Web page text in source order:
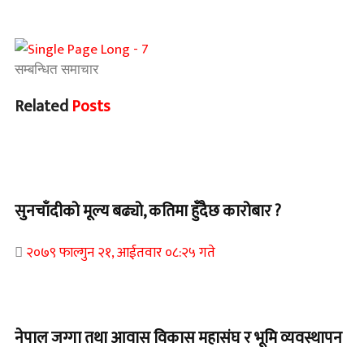
सम्बन्धित समाचार
RelatedPosts
सुनचाँदीको मूल्य बढ्यो, कतिमा हुँदैछ कारोबार ?
२०७९ फाल्गुन २१, आईतवार ०८:२५ गते
नेपाल जग्गा तथा आवास विकास महासंघ र भूमि व्यवस्थापन